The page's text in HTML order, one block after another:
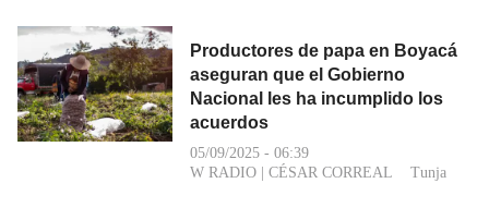
Productores de papa en Boyacá
aseguran que el Gobierno
Nacional les ha incumplido los
acuerdos
05/09/2025 - 06:39
W RADIO | CÉSAR CORREAL Tunja